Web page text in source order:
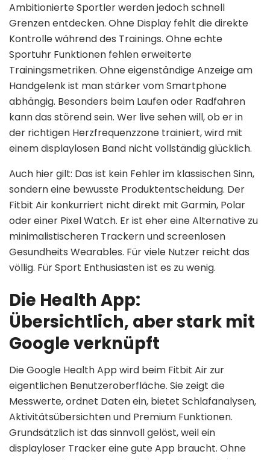
Ambitionierte Sportler werden jedoch schnell
Grenzen entdecken. Ohne Display fehlt die direkte
Kontrolle während des Trainings. Ohne echte
Sportuhr Funktionen fehlen erweiterte
Trainingsmetriken. Ohne eigenständige Anzeige am
Handgelenk ist man stärker vom Smartphone
abhängig. Besonders beim Laufen oder Radfahren
kann das störend sein. Wer live sehen will, ob er in
der richtigen Herzfrequenzzone trainiert, wird mit
einem displaylosen Band nicht vollständig glücklich.
Auch hier gilt: Das ist kein Fehler im klassischen Sinn,
sondern eine bewusste Produktentscheidung. Der
Fitbit Air konkurriert nicht direkt mit Garmin, Polar
oder einer Pixel Watch. Er ist eher eine Alternative zu
minimalistischeren Trackern und screenlosen
Gesundheits Wearables. Für viele Nutzer reicht das
völlig. Für Sport Enthusiasten ist es zu wenig.
Die Health App:
Übersichtlich, aber stark mit
Google verknüpft
Die Google Health App wird beim Fitbit Air zur
eigentlichen Benutzeroberfläche. Sie zeigt die
Messwerte, ordnet Daten ein, bietet Schlafanalysen,
Aktivitätsübersichten und Premium Funktionen.
Grundsätzlich ist das sinnvoll gelöst, weil ein
displayloser Tracker eine gute App braucht. Ohne